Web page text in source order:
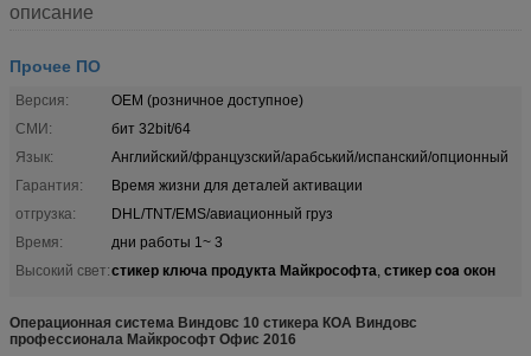
описание
Прочее ПО
Версия:
OEM (розничное доступное)
СМИ:
бит 32bit/64
Язык:
Английский/французский/арабський/испанский/опционный
Гарантия:
Время жизни для деталей активации
отгрузка:
DHL/TNT/EMS/авиационный груз
Время:
дни работы 1~ 3
Высокий свет:стикер ключа продукта Майкрософта, стикер coa окон
Операционная система Виндовс 10 стикера КОА Виндовс
профессионала Майкрософт Офис 2016